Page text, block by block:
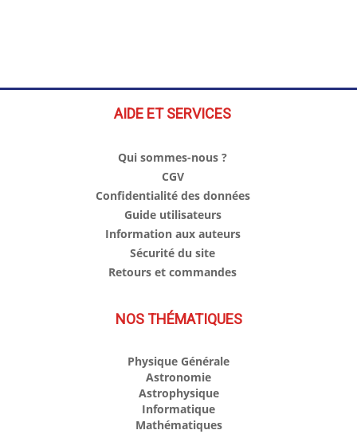
AIDE ET SERVICES
Qui sommes-nous ?
CGV
Confidentialité des données
Guide utilisateurs
Information aux auteurs
Sécurité du site
Retours et commandes
NOS THÉMATIQUES
Physique Générale
Astronomie
Astrophysique
Informatique
Mathématiques